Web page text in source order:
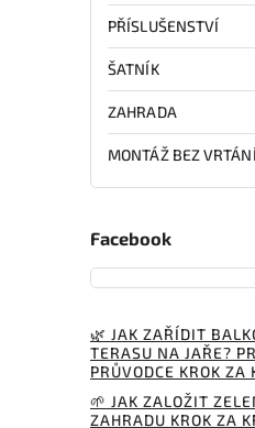
PŘÍSLUŠENSTVÍ
ŠATNÍK
ZAHRADA
MONTÁŽ BEZ
Facebook
🌿 JAK ZAŘÍDIT
TERASU NA JAŘE?
PRŮVODCE KROK ZA
🌱 JAK ZALOŽIT
ZAHRADU KROK ZA